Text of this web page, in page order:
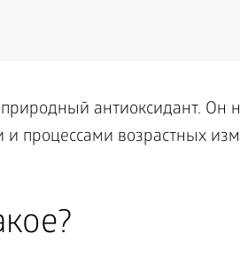
природный антиоксидант.
и процессами возрастных